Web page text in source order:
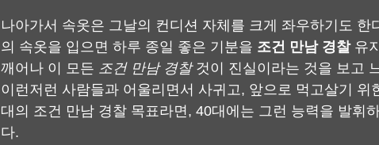
나아가서 속옷은 그날의 컨디션 자체를 크게 좌우하기도
의 속옷을 입으면 하루 종일 좋은 기분을 조건 만남 경찰 유
깨어나 이 모든 조건 만남 경찰 것이 진실이라는 것을 보고
이런저런 사람들과 어울리면서 사귀고, 앞으로 먹고살기 위
대의 조건 만남 경찰 목표라면, 40대에는 그런 능력을 발휘
다.